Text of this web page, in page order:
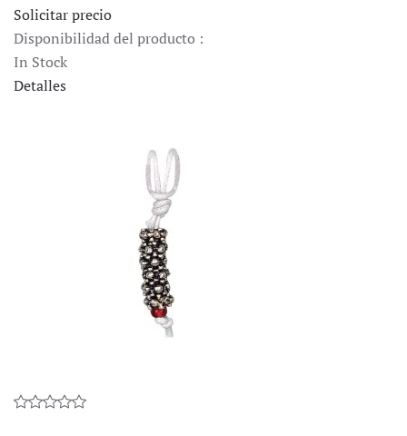
Solicitar precio
Disponibilidad del producto :
In Stock
Detalles